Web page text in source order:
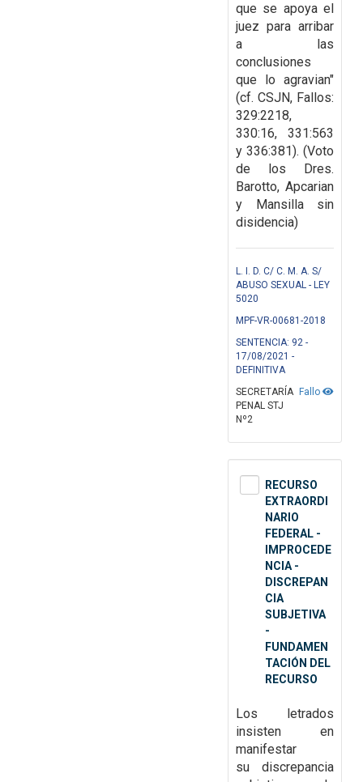
que se apoya el
juez para arribar
a las
conclusiones
que lo agravian"
(cf. CSJN, Fallos:
329:2218,
330:16, 331:563
y 336:381). (Voto
de los Dres.
Barotto, Apcarian
y Mansilla sin
disidencia)
L. I. D. C/ C. M. A. S/
ABUSO SEXUAL - LEY
5020
MPF-VR-00681-2018
SENTENCIA: 92 -
17/08/2021 -
DEFINITIVA
Fallo
SECRETARÍA
PENAL STJ
Nº2
RECURSO
EXTRAORDI
NARIO
FEDERAL -
IMPROCEDE
NCIA -
DISCREPAN
CIA
SUBJETIVA
-
FUNDAMEN
TACIÓN DEL
RECURSO
Los letrados
insisten en
manifestar
su discrepancia